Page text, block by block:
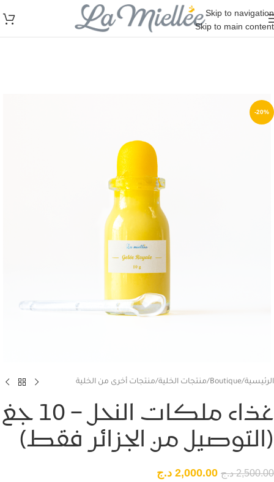
Skip to navigation
Skip to main content
-20%
الرئيسية/
Boutique
/منتجات الخلية/منتجات أخرى من الخلية
غذاء ملكات النحل – 10 جغ
(التوصيل من الجزائر فقط)
2,500.00 د.ج 2,000.00 د.ج